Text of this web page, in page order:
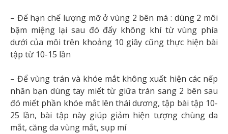
– Để hạn chế lượng mỡ ở vùng 2 bên má : dùng 2 môi
bặm miệng lại sau đó đẩy không khí từ vùng phía
dưới của môi trên khoảng 10 giây cũng thực hiện bài
tập từ 10-15 lần
– Để vùng trán và khóe mắt không xuất hiện các nếp
nhăn bạn dùng tay miết từ giữa trán sang 2 bên sau
đó miết phần khóe mắt lên thái dương, tập bài tập 10-
25 lần, bài tập này giúp giảm hiện tượng chùng da
mắt, căng da vùng mắt, sụp mí